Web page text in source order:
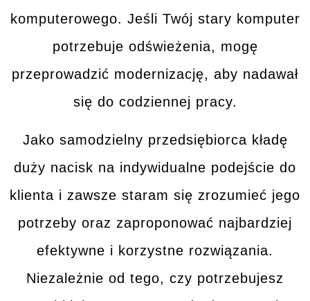
komputerowego. Jeśli Twój stary komputer
potrzebuje odświeżenia, mogę
przeprowadzić modernizację, aby nadawał
się do codziennej pracy.
Jako samodzielny przedsiębiorca kładę
duży nacisk na indywidualne podejście do
klienta i zawsze staram się zrozumieć jego
potrzeby oraz zaproponować najbardziej
efektywne i korzystne rozwiązania.
Niezależnie od tego, czy potrzebujesz